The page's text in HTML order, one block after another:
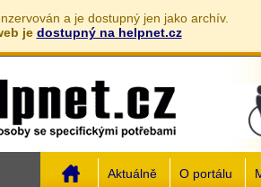
a je dostupný jen jako archív.
je dostupný na helpnet.cz
Aktuálně O portálu